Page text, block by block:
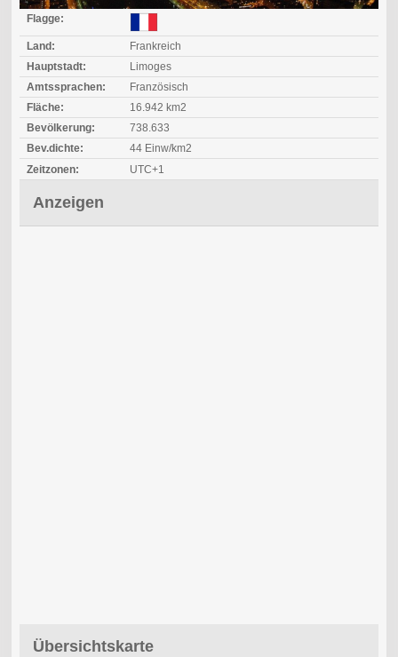
Flagge:
Land:
Frankreich
Hauptstadt:
Limoges
Amtssprachen:
Französisch
Fläche:
16.942 km2
Bevölkerung:
738.633
Bev.dichte:
44 Einw/km2
Zeitzonen:
UTC+1
Anzeigen
Übersichtskarte